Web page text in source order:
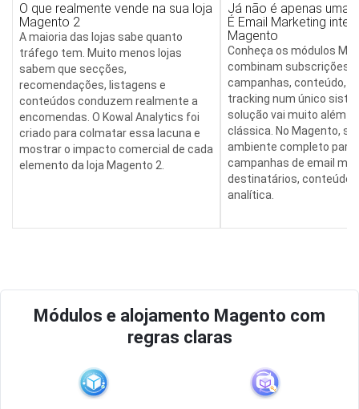
O que realmente vende na sua loja
Magento 2
A maioria das lojas sabe quanto
tráfego tem. Muito menos lojas
sabem que secções,
recomendações, listagens e
conteúdos conduzem realmente a
encomendas. O Kowal Analytics foi
criado para colmatar essa lacuna e
mostrar o impacto comercial de cada
elemento da loja Magento 2.
Já não é apenas uma
É Email Marketing
Magento
Conheça os módulos
combinam subscrições,
campanhas, conteúdo,
tracking num único
solução vai muito além
clássica. No Magento,
ambiente completo para
campanhas de email
destinatários,
analítica.
Módulos e alojamento Magento com
regras claras